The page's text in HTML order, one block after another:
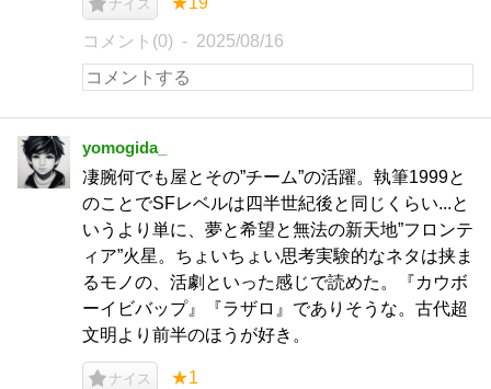
ナイス
コメント(0) 2025/08/16
yomogida_
凄腕何でも屋とその”チーム”の活躍。執筆1999と
のことでSFレベルは四半世紀後と同じくらい...と
いうより単に、夢と希望と無法の新天地”フロンテ
ィア”火星。ちょいちょい思考実験的なネタは挟ま
るモノの、活劇といった感じで読めた。『カウボ
ーイビバップ』『ラザロ』でありそうな。古代超
文明より前半のほうが好き。
ナイス ★1